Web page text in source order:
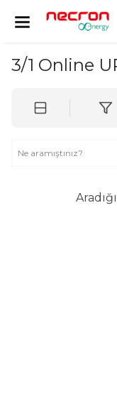
3/1 Online